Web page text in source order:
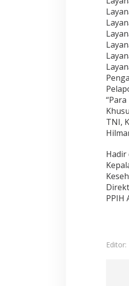
TNI,
Hadir
PPIH
Editor: